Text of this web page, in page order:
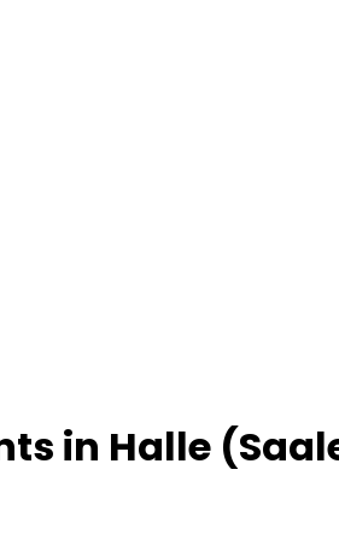
in Halle